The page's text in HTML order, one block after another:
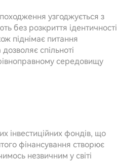
узгоджується з
без розкриття ідентичності
піднімає питання
спільноті
середовищу
інвестиційних фондів, що
фінансування створює
незвичним у світі